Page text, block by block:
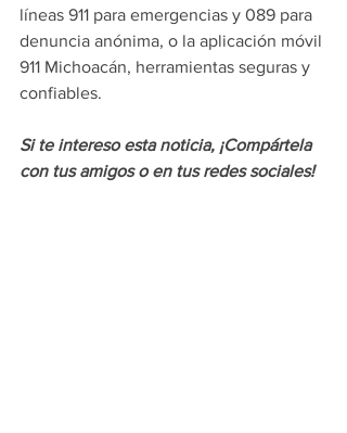
líneas 911 para emergencias y 089 para
denuncia anónima, o la aplicación móvil
911 Michoacán, herramientas seguras y
confiables.
Si te intereso esta noticia, ¡Compártela
con tus amigos o en tus redes sociales!